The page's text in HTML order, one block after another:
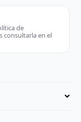
de
consultarla en el